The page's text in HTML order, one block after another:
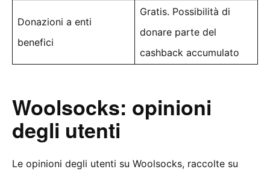
Donazioni a enti
benefici
Gratis. Possibilità di
donare parte del
cashback accumulato
Woolsocks: opinioni
degli utenti
Le opinioni degli utenti su Woolsocks, raccolte su